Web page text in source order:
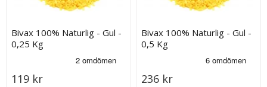
Bivax 100% Naturlig - Gul -
0,25 Kg
119 kr
Bivax 100% Naturlig - Gul -
0,5 Kg
236 kr